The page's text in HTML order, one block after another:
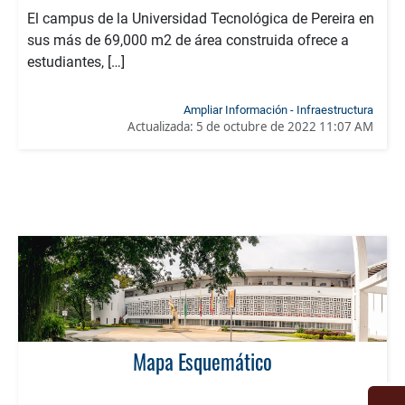
El campus de la Universidad Tecnológica de Pereira en
sus más de 69,000 m2 de área construida ofrece a
estudiantes, […]
Ampliar Información - Infraestructura
Actualizada: 5 de octubre de 2022 11:07 AM
Mapa Esquemático